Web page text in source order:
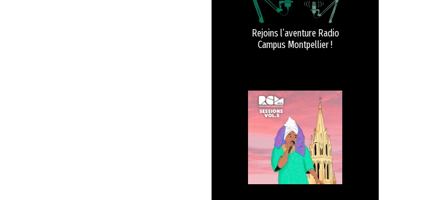
Rejoins l’aventure Radio
Campus Montpellier !